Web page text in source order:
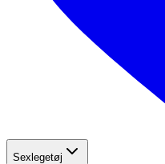
Sexlegetøj